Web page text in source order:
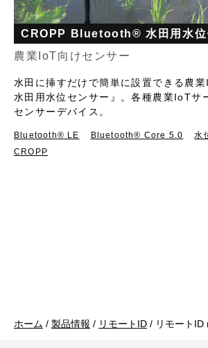
CROPP Bluetooth® 水田用水位
農業IoT向けセンサー
水田に挿すだけで簡単に設置できる農
水田用水位センサー』。各種農業IoTサ
センサーデバイス。
Bluetooth®︎ LE Bluetooth® Core 5.0
水
CROPP
ホーム / 製品情報 / リモートID / リモートID